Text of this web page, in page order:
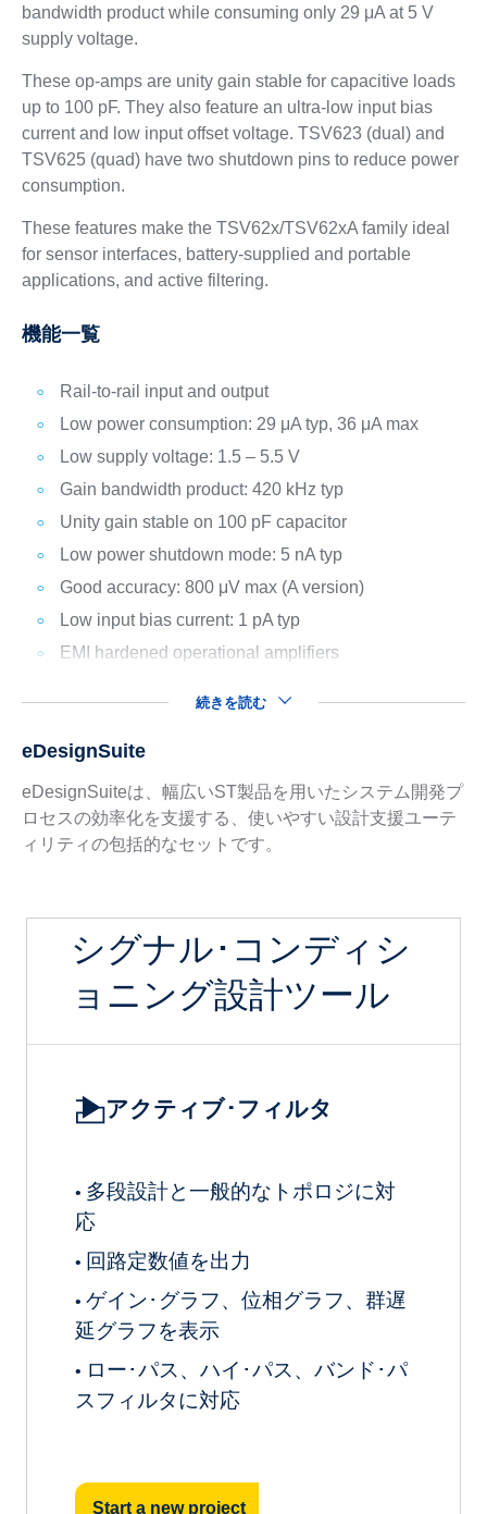
bandwidth product while consuming only 29 μA at 5 V
supply voltage.
These op-amps are unity gain stable for capacitive loads
up to 100 pF. They also feature an ultra-low input bias
current and low input offset voltage. TSV623 (dual) and
TSV625 (quad) have two shutdown pins to reduce power
consumption.
These features make the TSV62x/TSV62xA family ideal
for sensor interfaces, battery-supplied and portable
applications, and active filtering.
機能一覧
Rail-to-rail input and output
Low power consumption: 29 μA typ, 36 μA max
Low supply voltage: 1.5 – 5.5 V
Gain bandwidth product: 420 kHz typ
Unity gain stable on 100 pF capacitor
Low power shutdown mode: 5 nA typ
Good accuracy: 800 μV max (A version)
Low input bias current: 1 pA typ
EMI hardened operational amplifiers
続きを読む
eDesignSuite
eDesignSuiteは、幅広いST製品を用いたシステム開発プ
ロセスの効率化を支援する、使いやすい設計支援ユーテ
ィリティの包括的なセットです。
シグナル･コンディシ
ョニング設計ツール
アクティブ･フィルタ
• 多段設計と一般的なトポロジに対
応
• 回路定数値を出力
• ゲイン･グラフ、位相グラフ、群遅
延グラフを表示
• ロー･パス、ハイ･パス、バンド･パ
スフィルタに対応
Start a new project